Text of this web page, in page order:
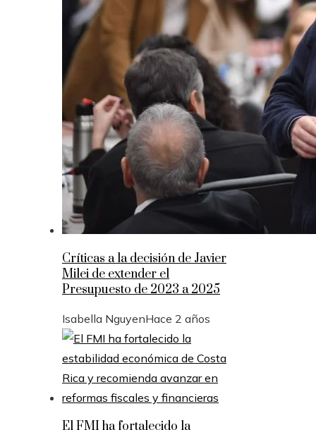
Críticas a la decisión de Javier
Milei de extender el
Presupuesto de 2023 a 2025
Isabella NguyenHace 2 años
El FMI ha fortalecido la